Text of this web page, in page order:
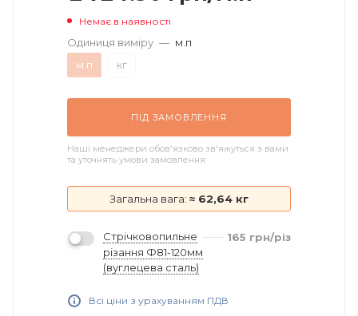
Немає в наявності
Одиниця виміру — м.п
м.п
кг
ПІД ЗАМОВЛЕННЯ
Наші менеджери обов'язково зв'яжуться з вами
та уточнять умови замовлення
Загальна вага: ≈ 62,64 кг
Стрічковопильне
різання Ф81-120мм
(вуглецева сталь)
165 грн/різ
Всі ціни з урахуванням ПДВ